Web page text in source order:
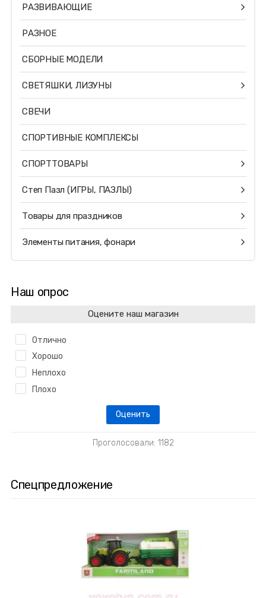
РАЗВИВАЮЩИЕ
РАЗНОЕ
СБОРНЫЕ МОДЕЛИ
СВЕТЯШКИ, ЛИЗУНЫ
СВЕЧИ
СПОРТИВНЫЕ КОМПЛЕКСЫ
СПОРТТОВАРЫ
Степ Пазл (ИГРЫ, ПАЗЛЫ)
Товары для праздников
Элементы питания, фонари
Наш опрос
Оцените наш магазин
Отлично
Хорошо
Неплохо
Плохо
Проголосовали: 1182
Спецпредложение